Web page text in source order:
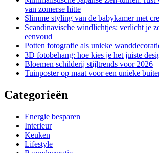
van zomerse hitte
Slimme styling van de babykamer met
Scandinavische windlichtjes: verlicht je
eenvoud
Potten fotografie als unieke
3D fotobehang: hoe kies je het juiste
Bloemen schilderij stijltrends voor 2026
Tuinposter op maat voor een unieke
Categorieën
Energie besparen
Interieur
Keuken
Lifestyle